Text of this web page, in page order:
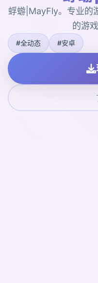
蜉蝣|MayFly。专业的
的游
#全动态 #安卓